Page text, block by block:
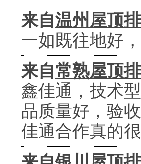
来自温州屋顶
一如既往地好
来自常熟屋顶
鑫佳通，技术
品质量好，验
佳通合作真的很